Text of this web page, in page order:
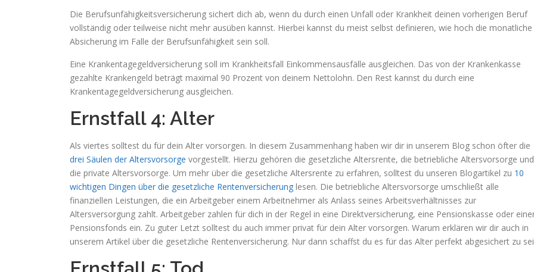
Die Berufsunfähigkeitsversicherung sichert dich ab, wenn du durch einen Unfall oder Krankheit deinen vorherigen Beruf
vollständig oder teilweise nicht mehr ausüben kannst. Hierbei kannst du meist selbst definieren, wie hoch die monatliche
Absicherung im Falle der Berufsunfähigkeit sein soll.
Eine Krankentagegeldversicherung soll im Krankheitsfall Einkommensausfälle ausgleichen. Das von der Krankenkasse
gezahlte Krankengeld beträgt maximal 90 Prozent von deinem Nettolohn. Den Rest kannst du durch eine
Krankentagegeldversicherung ausgleichen.
Ernstfall 4: Alter
Als viertes solltest du für dein Alter vorsorgen. In diesem Zusammenhang haben wir dir in unserem Blog schon öfter die
drei Säulen der Altersvorsorge vorgestellt. Hierzu gehören die gesetzliche Altersrente, die betriebliche Altersvorsorge und
die private Altersvorsorge. Um mehr über die gesetzliche Altersrente zu erfahren, solltest du unseren Blogartikel zu 10
wichtigen Dingen über die gesetzliche Rentenversicherung lesen. Die betriebliche Altersvorsorge umschließt alle
finanziellen Leistungen, die ein Arbeitgeber einem Arbeitnehmer als Anlass seines Arbeitsverhältnisses zur
Altersversorgung zahlt. Arbeitgeber zahlen für dich in der Regel in eine Direktversicherung, eine Pensionskasse oder
Pensionsfonds ein. Zu guter Letzt solltest du auch immer privat für dein Alter vorsorgen. Warum erklären wir dir auch in
unserem Artikel über die gesetzliche Rentenversicherung. Nur dann schaffst du es für das Alter perfekt abgesichert zu